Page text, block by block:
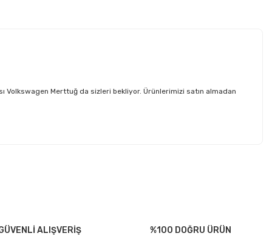
Volkswagen Merttuğ da sizleri bekliyor. Ürünlerimizi satın almadan
ALIŞVERİŞ %100 DOĞRU ÜRÜN